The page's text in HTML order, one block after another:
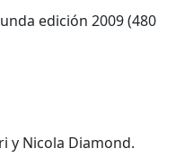
edición 2009 (480
y Nicola Diamond.